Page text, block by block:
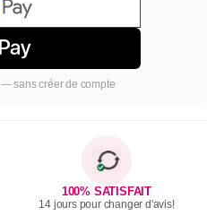
sans créer de compte
100% SATISFAIT
14 jours pour changer d'avis!